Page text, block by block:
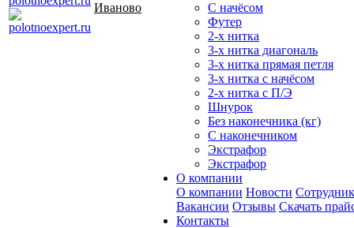
Иваново
С начёсом
Футер
2-х нитка
3-х нитка диагональ
3-х нитка прямая петля
3-х нитка с начёсом
2-х нитка с П/Э
Шнурок
Без наконечника (кг)
С наконечником
Экстрафор
Экстрафор
О компании
О компании Новости
Вакансии Отзывы Скачать
Контакты